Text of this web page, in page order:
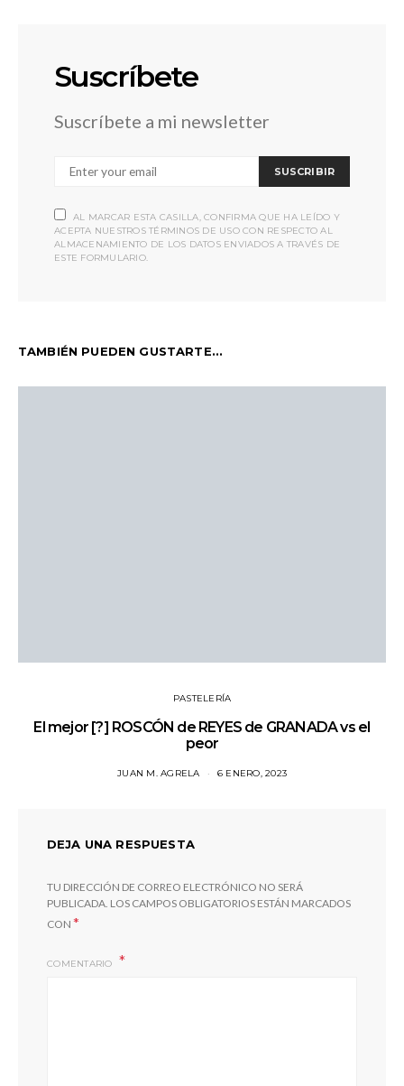
Suscríbete
Suscríbete a mi newsletter
SUSCRIBIR
AL MARCAR ESTA CASILLA, CONFIRMA QUE HA LEÍDO Y
ACEPTA NUESTROS TÉRMINOS DE USO CON RESPECTO AL
ALMACENAMIENTO DE LOS DATOS ENVIADOS A TRAVÉS DE
ESTE FORMULARIO.
TAMBIÉN PUEDEN GUSTARTE...
PASTELERÍA
El mejor [?] ROSCÓN de REYES de GRANADA vs el
peor
JUAN M. AGRELA 6 ENERO, 2023
DEJA UNA RESPUESTA
TU DIRECCIÓN DE CORREO ELECTRÓNICO NO SERÁ
PUBLICADA. LOS CAMPOS OBLIGATORIOS ESTÁN MARCADOS
CON *
COMENTARIO